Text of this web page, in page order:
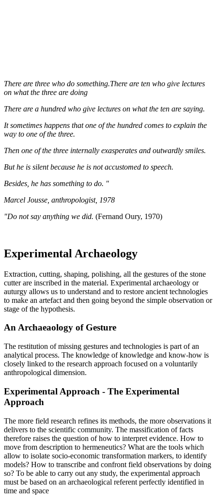
There are three who do something.There are ten who give lectures
on what the three are doing
There are a hundred who give lectures on what the ten are saying.
It sometimes happens that one of the hundred comes to explain the
way to one of the three.
Then one of the three internally exasperates and outwardly smiles.
But he is silent because he is not accustomed to speech.
Besides, he has something to do. "
Marcel Jousse, anthropologist, 1978
"Do not say anything we did. (Fernand Oury, 1970)
Experimental Archaeology
Extraction, cutting, shaping, polishing, all the gestures of the stone
cutter are inscribed in the material. Experimental archaeology or
auturgy allows us to understand and to restore ancient technologies
to make an artefact and then going beyond the simple observation or
stage of the hypothesis.
An Archaeaology of Gesture
The restitution of missing gestures and technologies is part of an
analytical process. The knowledge of knowledge and know-how is
closely linked to the research approach focused on a voluntarily
anthropological dimension.
Experimental Approach - The Experimental
Approach
The more field research refines its methods, the more observations it
delivers to the scientific community. The massification of facts
therefore raises the question of how to interpret evidence. How to
move from description to hermeneutics? What are the tools which
allow to isolate socio-economic transformation markers, to identify
models? How to transcribe and confront field observations by doing
so? To be able to carry out any study, the experimental approach
must be based on an archaeological referent perfectly identified in
time and space